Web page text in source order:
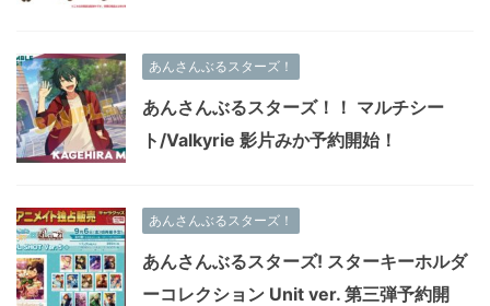
あんさんぶるスターズ！
あんさんぶるスターズ！！ マルチシー
ト/Valkyrie 影片みか予約開始！
あんさんぶるスターズ！
あんさんぶるスターズ! スターキーホルダ
ーコレクション Unit ver. 第三弾予約開